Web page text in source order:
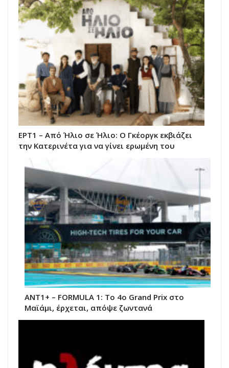
ΕΡΤ1 – Από Ήλιο σε Ήλιο: Ο Γκέοργκ εκβιάζει
την Κατερινέτα για να γίνει ερωμένη του
ΑΝΤ1+ – FORMULA 1: Το 4ο Grand Prix στο
Μαϊάμι, έρχεται, απόψε ζωντανά